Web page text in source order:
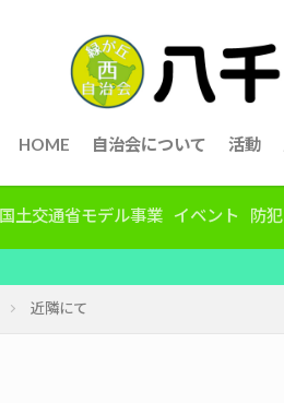
HOME 自治会について 活動
国土交通省モデル事業 イベント 防犯
近隣にて